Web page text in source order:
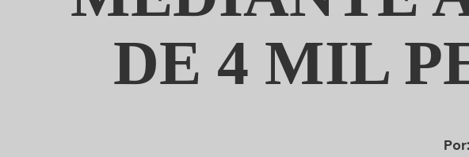
DE 4 MIL
Por: